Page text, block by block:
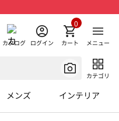
カタログ ログイン カート
0
メニュー
カテゴリ
メンズ インテリア